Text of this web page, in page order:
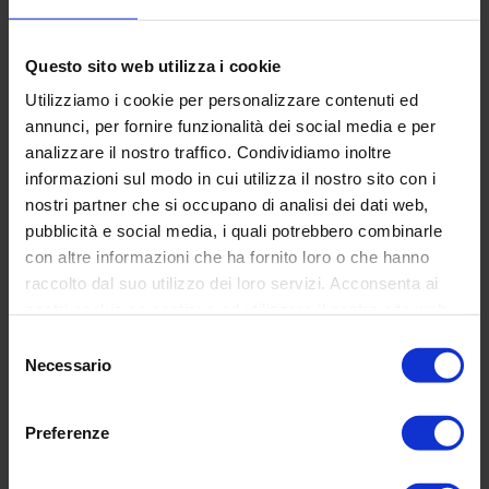
Questo sito web utilizza i cookie
Utilizziamo i cookie per personalizzare contenuti ed
annunci, per fornire funzionalità dei social media e per
analizzare il nostro traffico. Condividiamo inoltre
informazioni sul modo in cui utilizza il nostro sito con i
nostri partner che si occupano di analisi dei dati web,
pubblicità e social media, i quali potrebbero combinarle
con altre informazioni che ha fornito loro o che hanno
raccolto dal suo utilizzo dei loro servizi. Acconsenta ai
delNecessario
Preferenze
FULL CIRCLE Vision
almond
Regular
price
€139,00
The Moon Posh Edition
Regular
price
€139,00
Light
FULL
CIRCLE